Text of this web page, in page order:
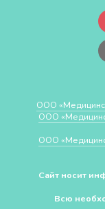
ООО
ООО
ООО
Сайт носит
Всю